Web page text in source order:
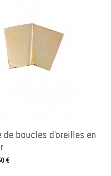
boucles d'oreilles en
€